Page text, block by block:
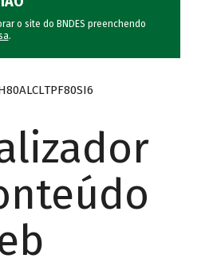
o site do BNDES preenchendo
.